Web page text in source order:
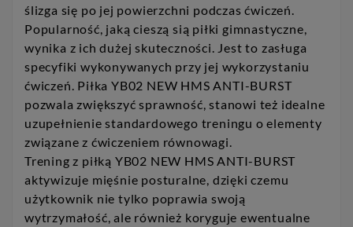
ślizga się po jej powierzchni podczas ćwiczeń.
Popularność, jaką cieszą sią piłki gimnastyczne,
wynika z ich dużej skuteczności. Jest to zasługa
specyfiki wykonywanych przy jej wykorzystaniu
ćwiczeń. Piłka YB02 NEW HMS ANTI-BURST
pozwala zwiększyć sprawność, stanowi też idealne
uzupełnienie standardowego treningu o elementy
związane z ćwiczeniem równowagi.
Trening z piłką YB02 NEW HMS ANTI-BURST
aktywizuje mięśnie posturalne, dzięki czemu
użytkownik nie tylko poprawia swoją
wytrzymałość, ale również koryguje ewentualne